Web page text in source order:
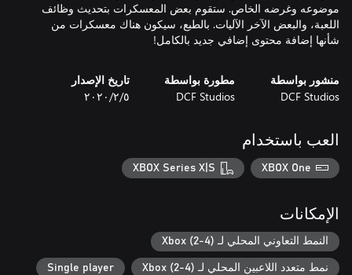
موضوعه وغرضه الخاص. ستقوم بعض المعسكرات بتحديث وظائف
اللعبة، والبعض الآخر الآليات. بالطبع، سيكون هناك معسكرات من
شأنها إضافة محتوى إضافي جديد بالكامل!
منشور بواسطة
DCF Studios
مطورة بواسطة
DCF Studios
تاريخ الإصدار
٥‏/٢‏/٢٠٢٠
العب باستخدام
XBOX One
XBOX Series X|S
الإمكانات
النمط التعاوني المحلي لـ Xbox (2-4)
نمط متعدد اللاعبين المحلي لـ Xbox (2-4) Single player